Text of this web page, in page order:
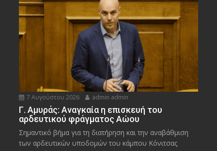
7 Αυγούστου 2026 admin admin
Γ. Αμυράς: Αναγκαία η επισκευή του
αρδευτικού φράγματος Αώου
Σημαντικό βήμα για τη διατήρηση και την αναβάθμιση
των αρδευτικών υποδομών του κάμπου Κόνιτσας